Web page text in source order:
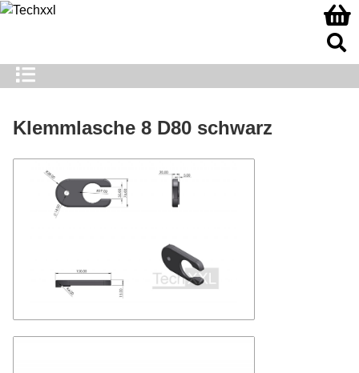
Klemmlasche 8 D80 schwarz